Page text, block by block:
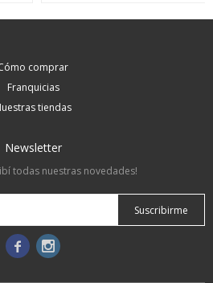
comprar
Franquicias
tiendas
Newsletter
todas nuestras novedades!
Suscribirme
 